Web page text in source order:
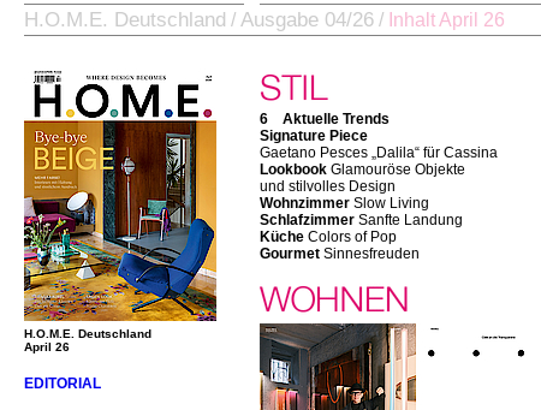
H.O.M.E. Deutschland / Ausgabe 04/26 / Inhalt April 26
H.O.M.E. Deutschland
April 26
EDITORIAL
6 Aktuelle Trends
Signature Piece
Gaetano Pesces „Dalila“ für Cassina
Lookbook Glamouröse Objekte
und stilvolles Design
Wohnzimmer Slow Living
Schlafzimmer Sanfte Landung
Küche Colors of Pop
Gourmet Sinnesfreuden